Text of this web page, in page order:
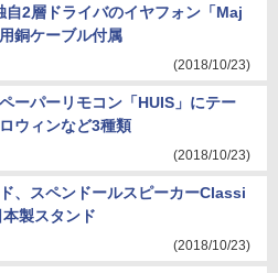
2層ドライバのイヤフォン「Maj
銅ケーブル付属
(2018/10/23)
ーパーリモコン「HUIS」にテー
ウィンなど3種類
(2018/10/23)
、スペンドールスピーカーClassi
製スタンド
(2018/10/23)